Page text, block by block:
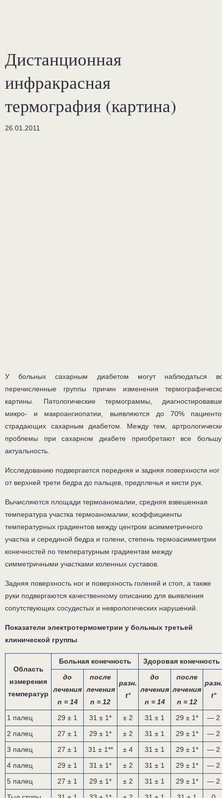
Дистанционная
инфракрасная
термография (картина)
26.01.2011
У больных сахарным диабетом могут наблюдаться
перечисленные группы причин изменения
картины. Патологические термограммы,
микро- и макроангиопатии, выявляются до 70%
страдающих сахарным диабетом. Между тем,
проблемы при сахарном диабете приобретают все
актуальность.
Исследованию подвергается передняя и задняя поверхности ног
от верхней трети бедра до пальцев, предплечья и кисти рук.
Вычисляются площади термоаномалии, средняя взвешенная
температура участка термоаномалии, коэффициенты
температурных градиентов между центром асимметричного
участка и серединой бедра и голени, степень термоасимметрии
конечностей по температурным градиентам между
симметричными участками коленных суставов.
Задняя поверхность ног и поверхность голеней и стоп, а также
руки подвергаются качественному описанию для выявления
сопутствующих сосудистых и неврологических нарушений.
Показатели электротермометрии у больных третьей
клинической группы
Область
измерения
температур
Больная конечность
Здоровая конечность
до
лечения
n = 14
после
лечения
n = 12
разн.
t°
до
лечения
n = 14
после
лечения
n = 12
разн.
t°
1 палец 29 ± 1 31 ± 1* ± 2 31 ± 1 29 ± 1*
— 2
2 палец
27 ± 1 29 ± 1* ± 2 31 ± 1 29 ± 1*
— 2
3 палец
27 ± 1 31 ± 1** ± 4 31 ± 1 29 ± 1*
— 2
4 палец
29 ± 1 31 ± 1* ± 2 31 ± 1 29 ± 1*
— 2
5 палец
27 ± 1 29 ± 1* ± 2 31 ± 1 29 ± 1*
— 2